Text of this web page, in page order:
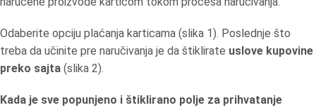
Odaberite opciju plaćanja karticama (slika 1). Poslednje što
treba da učinite pre naručivanja je da štiklirate uslove kupovine
preko sajta (slika 2).
Kada je sve popunjeno i štiklirano polje za prihvatanje